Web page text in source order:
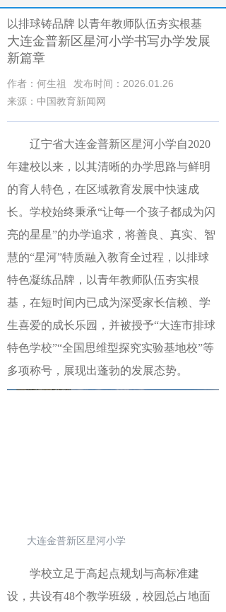
以排球铸品牌 以青年教师队伍夯实根基
大连金普新区星河小学书写办学发展
新篇章
作者：何生祖
发布时间：2026.01.26
来源：中国教育新闻网
辽宁省大连金普新区星河小学自2020
年建校以来，以其清晰的办学思路与鲜明
的育人特色，在区域教育发展中快速成
长。学校始终秉承“让每一个孩子都成为闪
亮的星星”的办学追求，将善良、真实、智
慧的“星河”特质融入教育全过程，以排球
特色凝练品牌， 以青年教师队伍夯实根
基 ，在短时间内已成为深受家长信赖、学
生喜爱的成长乐园，并被授予“大连市排球
特色学校”“全国思维型探究实验基地校”等
多项称号，展现出蓬勃的发展态势。
大连金普新区星河小学
学校立足于高起点规划与高标准建
设，共设有48个教学班级，校园总占地面